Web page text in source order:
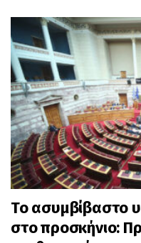
Το ασυμβίβαστο
στο προσκήνιο: